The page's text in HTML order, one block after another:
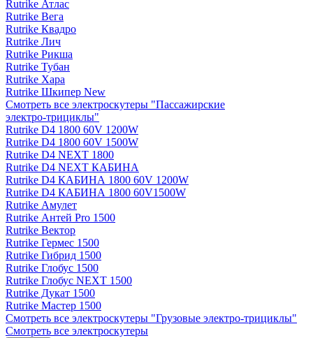
Rutrike Атлас
Rutrike Вега
Rutrike Квадро
Rutrike Лич
Rutrike Рикша
Rutrike Тубан
Rutrike Хара
Rutrike Шкипер New
Смотреть все электро­скутеры "Пассажирские
электро‑трициклы"
Rutrike D4 1800 60V 1200W
Rutrike D4 1800 60V 1500W
Rutrike D4 NEXT 1800
Rutrike D4 NEXT КАБИНА
Rutrike D4 КАБИНА 1800 60V 1200W
Rutrike D4 КАБИНА 1800 60V1500W
Rutrike Амулет
Rutrike Антей Pro 1500
Rutrike Вектор
Rutrike Гермес 1500
Rutrike Гибрид 1500
Rutrike Глобус 1500
Rutrike Глобус NEXT 1500
Rutrike Дукат 1500
Rutrike Мастер 1500
Смотреть все электро­скутеры "Грузовые электро‑трициклы"
Смотреть все электро­скутеры